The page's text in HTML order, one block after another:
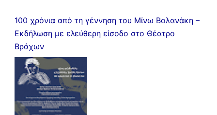
100 χρόνια από τη γέννηση του Μίνω Βολανάκη –
Εκδήλωση με ελεύθερη είσοδο στο Θέατρο
Βράχων